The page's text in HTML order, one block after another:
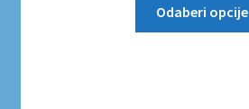
Odaberi opcije